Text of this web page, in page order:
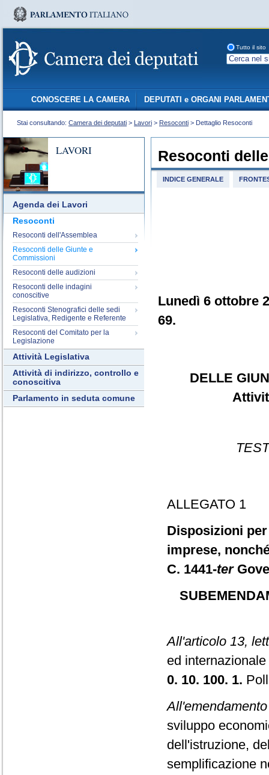
Tutto il sito
CONOSCERE LA CAMERA DEPUTATI e ORGANI
Stai consultando: Camera dei deputati > Lavori > Resoconti > Dettaglio Resoconti
LAVORI
Agenda dei Lavori
Resoconti
Resoconti dell'Assemblea
Resoconti delle Giunte e
Commissioni
Resoconti delle audizioni
Resoconti delle indagini
conoscitive
Resoconti Stenografici delle sedi
Legislativa, Redigente e Referente
Resoconti del Comitato per la
Legislazione
Attività Legislativa
Attività di indirizzo, controllo e
conoscitiva
Parlamento in seduta comune
Resoconti
INDICE GENERALE
Lunedì 6 ottobre
69.
DELLE
ALLEGATO 1
Disposizioni
imprese,
C. 1441-ter
All'articolo 13,
ed internazionale
0. 10. 100. 1.
sviluppo
dell'istruzione,
semplificazione